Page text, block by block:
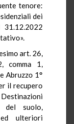
tenore:
dei
art. 26,
comma 1,
Abruzzo 1°
il recupero
del suolo,
ulteriori